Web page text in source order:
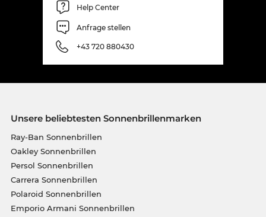
Help Center
Anfrage stellen
+43 720 880430
Unsere beliebtesten Sonnenbrillenmarken
Ray-Ban Sonnenbrillen
Oakley Sonnenbrillen
Persol Sonnenbrillen
Carrera Sonnenbrillen
Polaroid Sonnenbrillen
Emporio Armani Sonnenbrillen